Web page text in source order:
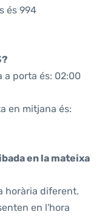
és 994
a porta és: 02:00
en mitjana és:
en la mateixa
horària diferent.
en l'hora